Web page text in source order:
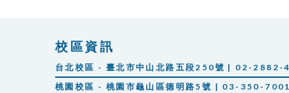
校區資訊
台北校區 - 臺北市中山北路五段250號 | 02-2882-
桃園校區 - 桃園市龜山區德明路5號 | 03-350-7001